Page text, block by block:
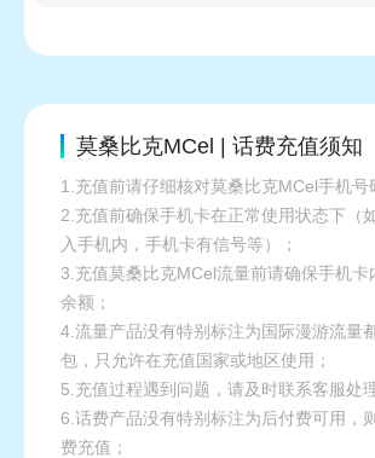
莫桑比克MCel | 话费充值须知
1.充值前请仔细核对莫桑比克MCel手机号
2.充值前确保手机卡在正常使用状态下（
入手机内，手机卡有信号等）；
3.充值莫桑比克MCel流量前请确保手机卡
余额；
4.流量产品没有特别标注为国际漫游流量
包，只允许在充值国家或地区使用；
5.充值过程遇到问题，请及时联系客服处
6.话费产品没有特别标注为后付费可用，
费充值；